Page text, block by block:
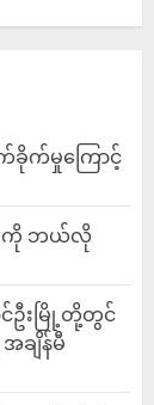
ခိုက်မှုကြောင့်
ျဉ်ကို ဘယ်လို
င်ဦးမြို့တို့တွင်
ချိန်မီ